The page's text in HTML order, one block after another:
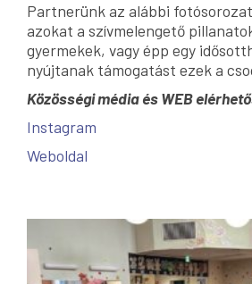
Partnerünk az alábbi
azokat a szívmelengető
gyermekek, vagy épp egy
nyújtanak támogatást ezek a
Közösségi média és WEB
Instagram
Weboldal